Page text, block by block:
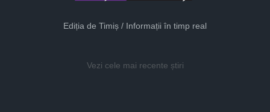
Ediția de Timiș / Informații în timp real
Vezi cele mai recente știri